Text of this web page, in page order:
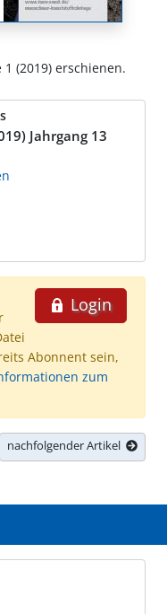
(2019) erschienen.
Jahrgang 13
Login
Abonnent sein,
zum
nachfolgender Artikel